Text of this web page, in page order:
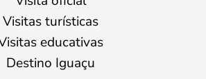
Visitas turísticas
educativas
Destino Iguaçu